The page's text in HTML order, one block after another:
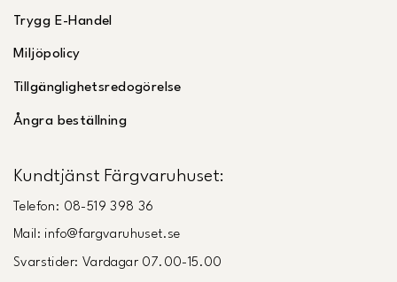
Trygg E-Handel
Miljöpolicy
Tillgänglighetsredogörelse
Ångra beställning
Kundtjänst Färgvaruhuset:
Telefon: 08-519 398 36
Mail: info@fargvaruhuset.se
Svarstider: Vardagar 07.00-15.00